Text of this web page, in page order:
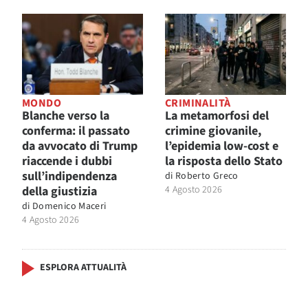
MONDO
Blanche verso la
conferma: il passato
da avvocato di Trump
riaccende i dubbi
sull’indipendenza
della giustizia
di Domenico Maceri
4 Agosto 2026
CRIMINALITÀ
La metamorfosi del
crimine giovanile,
l’epidemia low-cost e
la risposta dello Stato
di Roberto Greco
4 Agosto 2026
ESPLORA ATTUALITÀ